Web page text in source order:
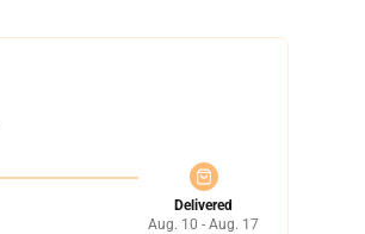
Delivered
Aug. 10 - Aug. 17